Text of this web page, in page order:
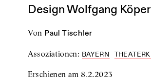
Design Wolfgang Köper
von Paul Tischler
Assoziationen: BAYERN
Erschienen am 8.2.2023